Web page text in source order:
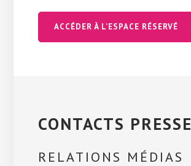
ACCÉDER À L’ESPACE RÉSERVÉ
CONTACTS PRESSE
RELATIONS MÉDIAS